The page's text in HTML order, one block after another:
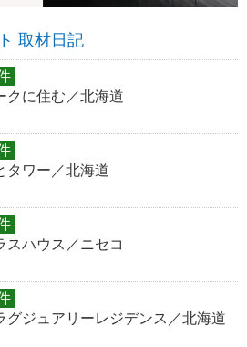
取材日記
クに住む／北海道
タワー／北海道
スハウス／ニセコ
グジュアリーレジデンス／北海道